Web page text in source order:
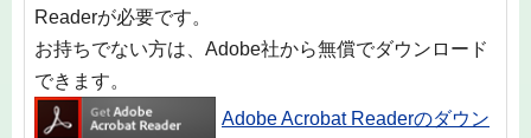
Readerが必要です。
お持ちでない方は、Adobe社から無償でダウンロード
できます。
Adobe Acrobat Readerのダウン